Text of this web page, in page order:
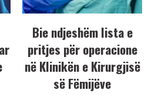
Bie ndjeshëm lista e
pritjes për operacione
në Klinikën e Kirurgjisë
së Fëmijëve